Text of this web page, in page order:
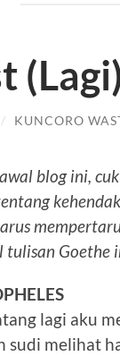
(Lagi)
/ KUNCORO
blog ini,
tulisan Goethe
lagi aku
sudi melihat